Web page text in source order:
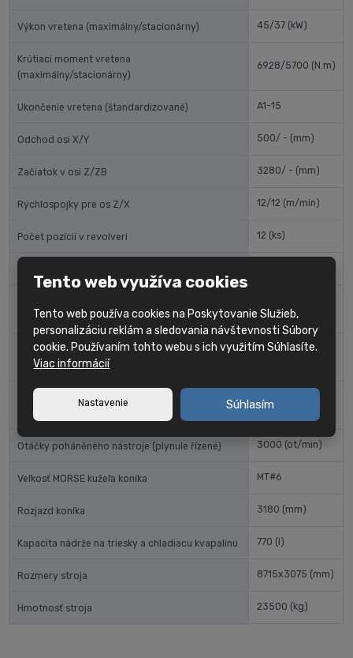
Výkon vretena (maximálny/stacionárny) 45/37 (kW)
Krútiaci moment vretena
(maximálny/stacionárny)
6928/5700 (N.m)
Ukončenie vretena (štandardizované) A1-15
Odchod osi X/Y 500/ - (mm)
Začiatok v osi Z/ZB 3280/ - (mm)
Rýchlospojky pre os Z/X 12/12 (m/min)
Počet pozícií v revolveri 12 (ks)
nástroju)
0,4 (sec)
Výkon poháňaného nástroja
(maximálny/stacionárny)
Krútiaci moment poháňaného nástroja
(maximálny/ustály)
140/95,4
Otáčky poháněného nástroje (plynule řízené) 3000 (ot/min)
Veľkosť MORSE kužeľa koníka MT#6
Rozjazd koníka 3180 (mm)
Kapacita nádrže na triesky a chladiacu kvapalinu 770 (l)
Rozmery stroja 8715x3075 (mm)
Hmotnosť stroja 23500 (kg)
Tento web využíva cookies
Tento web používa cookies na Poskytovanie Služieb,
personalizáciu reklám a sledovania návštevnosti Súbory
cookie. Používaním tohto webu s ich využitím Súhlasíte.
Viac informácií
Nastavenie Súhlasím